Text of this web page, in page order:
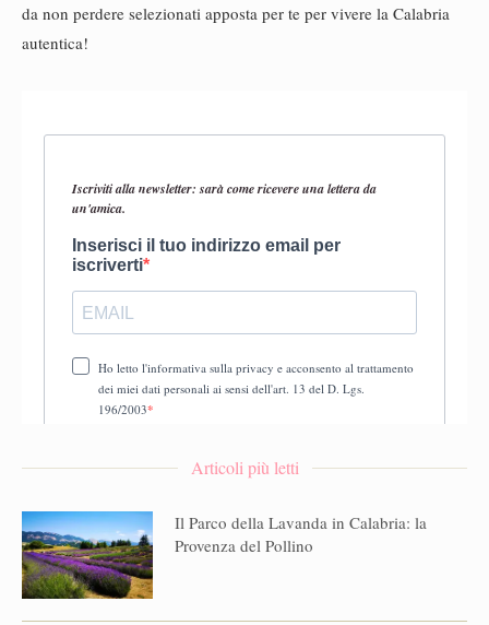
da non perdere selezionati apposta per te per vivere la Calabria
autentica!
Articoli più letti
Il Parco della Lavanda in Calabria: la
Provenza del Pollino